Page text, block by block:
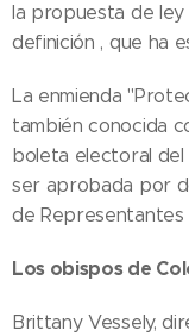
la propuesta de ley
definición , que ha
La enmienda
también conocida
boleta electoral
ser aprobada por
de Representantes
Los obispos de
Brittany Vessely,